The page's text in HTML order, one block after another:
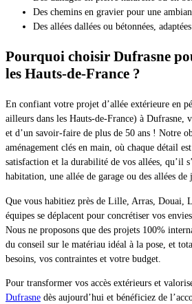
Des chemins en gravier pour une
Des allées dallées ou bétonnées,
Pourquoi choisir Dufrasne
les Hauts-de-France ?
En confiant votre projet d’allée extérieure en
ailleurs dans les Hauts-de-France) à Dufrasne,
et d’un savoir-faire de plus de 50 ans ! Notre
aménagement clés en main, où chaque détail
satisfaction et la durabilité de vos allées, qu’il
habitation, une allée de garage ou des allées de
Que vous habitiez près de Lille, Arras, Douai,
équipes se déplacent pour concrétiser vos
Nous ne proposons que des projets 100%
du conseil sur le matériau idéal à la pose, et
besoins, vos contraintes et votre budget.
Pour transformer vos accès extérieurs et
Dufrasne dès aujourd’hui et bénéficiez de